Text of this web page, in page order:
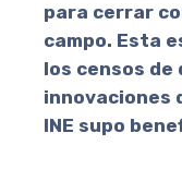
para cerrar
campo. Esta
los censos de
innovaciones
INE supo